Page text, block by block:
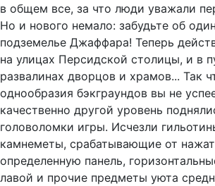
в общем все, за что люди уважали
Но и нового немало: забудьте об
подземелье Джаффара! Теперь
на улицах Персидской столицы, и в
развалинах дворцов и храмов... Так
однообразия бэкграундов вы не
качественно другой уровень
головоломки игры. Исчезли
камнеметы, срабатывающие от
определенную панель,
лавой и прочие предметы уюта